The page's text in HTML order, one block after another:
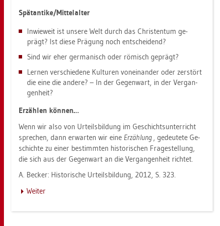
Spät­an­ti­ke/Mit­tel­al­ter
In­wie­weit ist un­se­re Welt durch das Chris­ten­tum ge­
prägt? Ist diese Prä­gung noch ent­schei­dend?
Sind wir eher ger­ma­nisch oder rö­misch ge­prägt?
Ler­nen ver­schie­de­ne Kul­tu­ren von­ein­an­der oder zer­stört
die eine die an­de­re? – In der Ge­gen­wart, in der Ver­gan­
gen­heit?
Er­zäh­len kön­nen…
Wenn wir also von Ur­teils­bil­dung im Ge­schichts­un­ter­richt
spre­chen, dann er­war­ten wir eine Er­zäh­lung , ge­deu­te­te Ge­
schich­te zu einer be­stimm­ten his­to­ri­schen Fra­ge­stel­lung,
die sich aus der Ge­gen­wart an die Ver­gan­gen­heit rich­tet.
A. Be­cker: His­to­ri­sche Ur­teils­bil­dung, 2012, S. 323.
Wei­ter